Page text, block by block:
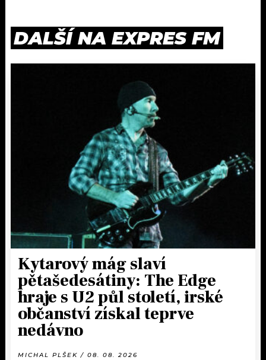
DALŠÍ NA EXPRES FM
Kytarový mág slaví
pětašedesátiny: The Edge
hraje s U2 půl století, irské
občanství získal teprve
nedávno
MICHAL PLŠEK / 08. 08. 2026